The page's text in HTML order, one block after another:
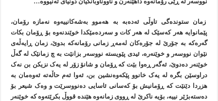
زمان ستوندەگی تاوڵی ئەدەبە بە هەموو بەشەکانييەوە نەمازە رۆمان،
پێمانوايە هەر کەسێک لە هەر کات و سەردەمێکدا خوێندنەوە بۆ ڕۆمان بکات
گەرەکە بە جۆرێ لە جۆرەکان لەمەڕ زمانی رۆمانەکە بدوێ، زمان ڕايەڵەی
نێوان نووسەر و خوێنەرە، ئيدی پێويستە نووسەر بزانێت بە چ زمانێک لە گەڵ
خوێنەر دەدوێ، ئەگەر ڕەوا بێت کە ڕۆمان و شانۆ زۆر لە يەک نزيکن بن نەک
دراوسێن بگرە لە يەک خانوو پێکەوەنشين بن، ئەوا ئەم حاڵەتە ئەوەمان بە
هزردا دێنێت کە ڕۆمانيش بۆ کەسانی ئاسایی دەنووسرێت و وەک شيعر بۆ
دەستەبژێر نييە، بۆيە ناکرێ لە ڕووی زمانەوە هێندە قووڵ بکرێتەوە کە خوێنەر